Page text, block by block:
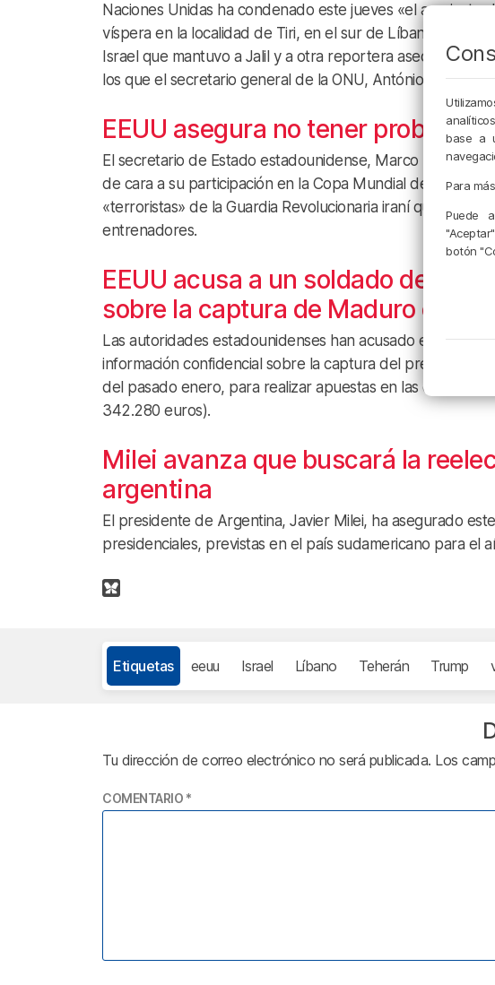
Naciones Unidas ha condenado este jueves «el asesinato
víspera en la localidad de Tiri, en el sur de Líbano, a
Israel que mantuvo a Jalil y a otra reportera asediadas
los que el secretario general de la ONU, António
EEUU asegura no tener
El secretario de Estado estadounidense, Marco Rubio,
de cara a su participación en la Copa Mundial de la FIFA,
«terroristas» de la Guardia Revolucionaria iraní que
entrenadores.
EEUU acusa a un soldado de
sobre la captura de Maduro en
Las autoridades estadounidenses han acusado este
información confidencial sobre la captura del presidente
del pasado enero, para realizar apuestas en las cuales
342.280 euros).
Milei avanza que buscará la
argentina
El presidente de Argentina, Javier Milei, ha asegurado
presidenciales, previstas en el país sudamericano para el
Etiquetas eeuu Israel Líbano Teherán Trump
Tu dirección de correo electrónico no será publicada. Los
COMENTARIO *
base a
Para
Puede
botón